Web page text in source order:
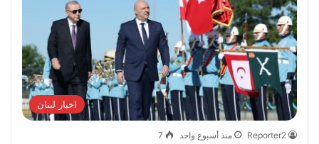
اخبار لبنان
Reporter2 منذ أسبوع واحد 7